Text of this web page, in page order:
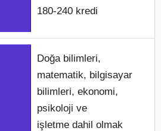
180-240 kredi
Doğa bilimleri,
matematik, bilgisayar
bilimleri, ekonomi,
psikoloji ve
işletme dahil olmak